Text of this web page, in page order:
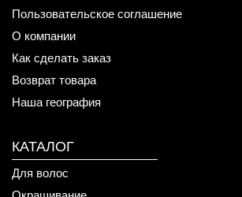
Пользовательское соглашение
О компании
Как сделать заказ
Возврат товара
Наша география
КАТАЛОГ
Для волос